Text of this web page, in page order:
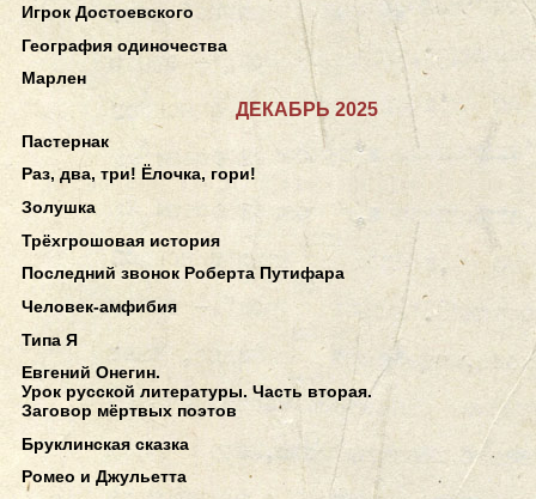
Игрок Достоевского
География одиночества
Марлен
ДЕКАБРЬ 2025
Пастернак
Раз, два, три! Ёлочка, гори!
Золушка
Трёхгрошовая история
Последний звонок Роберта Путифара
Человек-амфибия
Типа Я
Евгений Онегин.
Урок русской литературы. Часть вторая.
Заговор мёртвых поэтов
Бруклинская сказка
Ромео и Джульетта